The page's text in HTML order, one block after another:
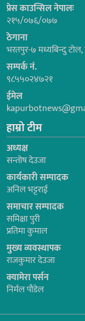
प्रेस काउन्सिल नेपालः
२१५/०७६/०७७
ठेगाना
भरतपुर-७ मध्यबिन्दु
सम्पर्क नं.
९८५५०२४७२१
ईमेल
हाम्रो टीम
अध्यक्ष
सन्तोष देउजा
कार्यकारी सम्पादक
अनिल भट्टराई
समाचार सम्पादक
समिक्षा पुरी
प्रतिमा कुमाल
मुख्य व्यवस्थापक
राजकुमार देउजा
क्यामेरा पर्सन
निर्मल पौडेल